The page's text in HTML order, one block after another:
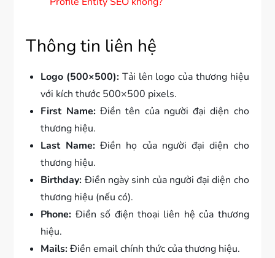
Thông tin liên hệ
Logo (500×500): Tải lên logo của thương hiệu
với kích thước 500×500 pixels.
First Name:Điền tên của người đại diện cho
thương hiệu.
Last Name:Điền họ của người đại diện cho
thương hiệu.
Birthday: Điền ngày sinh của người đại diện cho
thương hiệu (nếu có).
Phone: Điền số điện thoại liên hệ của thương
hiệu.
Mails:Điền email chính thức của thương hiệu.